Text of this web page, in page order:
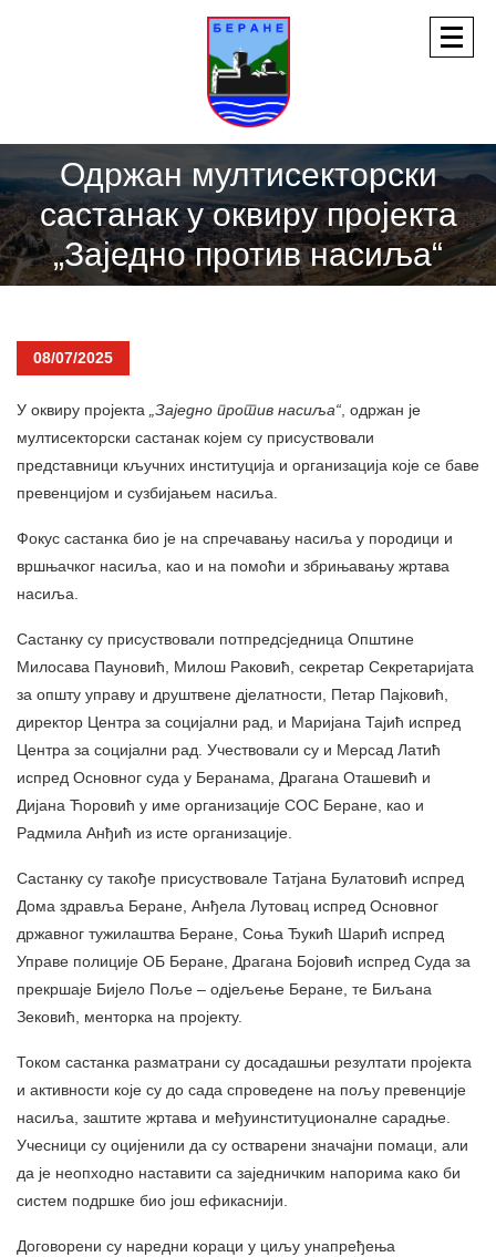
Одржан мултисекторски
састанак у оквиру пројекта
„Заједно против насиља“
08/07/2025
У оквиру пројекта „Заједно против насиља“, одржан је
мултисекторски састанак којем су присуствовали
представници кључних институција и организација које се баве
превенцијом и сузбијањем насиља.
Фокус састанка био је на спречавању насиља у породици и
вршњачког насиља, као и на помоћи и збрињавању жртава
насиља.
Састанку су присуствовали потпредсједница Општине
Милосава Пауновић, Милош Раковић, секретар Секретаријата
за општу управу и друштвене дјелатности, Петар Пајковић,
директор Центра за социјални рад, и Маријана Тајић испред
Центра за социјални рад. Учествовали су и Мерсад Латић
испред Основног суда у Беранама, Драгана Оташевић и
Дијана Ћоровић у име организације СОС Беране, као и
Радмила Анђић из исте организације.
Састанку су такође присуствовале Татјана Булатовић испред
Дома здравља Беране, Анђела Лутовац испред Основног
државног тужилаштва Беране, Соња Ђукић Шарић испред
Управе полиције ОБ Беране, Драгана Бојовић испред Суда за
прекршаје Бијело Поље – одјељење Беране, те Биљана
Зековић, менторка на пројекту.
Током састанка разматрани су досадашњи резултати пројекта
и активности које су до сада спроведене на пољу превенције
насиља, заштите жртава и међуинституционалне сарадње.
Учесници су оцијенили да су остварени значајни помаци, али
да је неопходно наставити са заједничким напорима како би
систем подршке био још ефикаснији.
Договорени су наредни кораци у циљу унапређења